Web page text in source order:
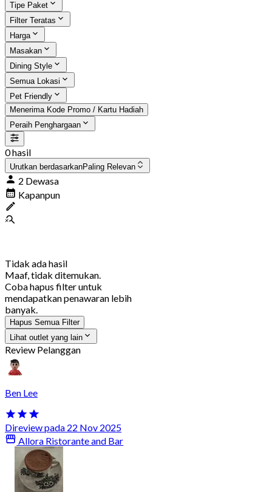
Tipe Paket
Filter Teratas
Harga
Masakan
Dining Style
Semua Lokasi
Pet Friendly
Menerima Kode Promo / Kartu Hadiah
Peraih Penghargaan
0 hasil
Urutkan berdasarkanPaling Relevan
2 Dewasa
Kapanpun
Tidak ada hasil
Maaf, tidak ditemukan.
Coba hapus filter untuk
mendapatkan penawaran lebih
banyak.
Hapus Semua Filter
Lihat outlet yang lain
Review Pelanggan
Ben Lee
Direview pada 22 Nov 2025
Allora Ristorante and Bar